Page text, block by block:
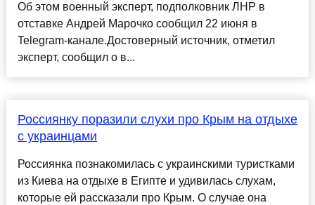
Об этом военный эксперт, подполковник ЛНР в
отставке Андрей Марочко сообщил 22 июня в
Telegram-канале.Достоверный источник, отметил
эксперт, сообщил о в...
Россиянку поразили слухи про Крым на отдыхе
с украинцами
Россиянка познакомилась с украинскими туристками
из Киева на отдыхе в Египте и удивилась слухам,
которые ей рассказали про Крым. О случае она